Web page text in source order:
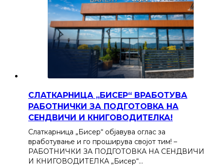
СЛАТКАРНИЦА „БИСЕР“ ВРАБОТУВА
РАБОТНИЧКИ ЗА ПОДГОТОВКА НА
СЕНДВИЧИ И КНИГОВОДИТЕЛКА!
Слаткарница „Бисер“ објавува оглас за
вработување и го проширува својот тим! –
РАБОТНИЧКИ ЗА ПОДГОТОВКА НА СЕНДВИЧИ
И КНИГОВОДИТЕЛКА „Бисер“…